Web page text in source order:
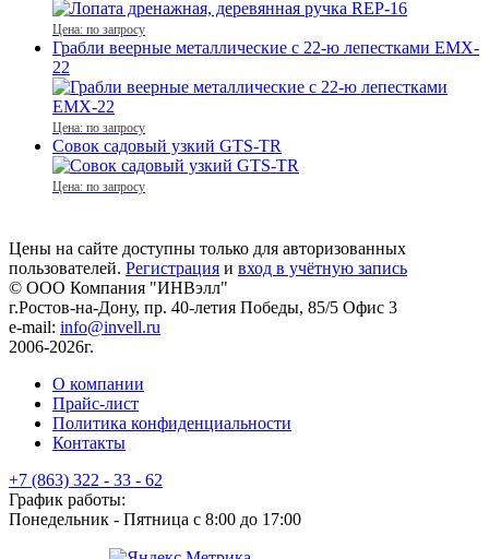
Цена: по запросу
Грабли веерные металлические с 22-ю лепестками EMX-
22
Цена: по запросу
Совок садовый узкий GTS-TR
Цена: по запросу
Цены на сайте доступны только для авторизованных
пользователей. Регистрация и вход в учётную запись
© ООО Компания "ИНВэлл"
г.Ростов-на-Дону, пр. 40-летия Победы, 85/5 Офис 3
e-mail: info@invell.ru
2006-2026г.
О компании
Прайс-лист
Политика конфиденциальности
Контакты
+7 (863) 322 - 33 - 62
График работы:
Понедельник - Пятница с 8:00 до 17:00